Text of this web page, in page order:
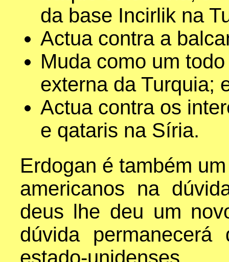
da base Incirlik na
Actua contra a
Muda como um
externa da Turquia;
Actua contra os
e qataris na Síria.
Erdogan é também
americanos na
deus lhe deu um
dúvida permanecerá